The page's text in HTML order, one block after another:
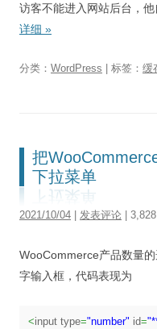
访客不能进入网站后台，
详细 »
分类： WordPress | 标签： 缓
把
下拉菜单
2021/10/04 发表评论 |
WooCommerce产品数量
字输入框，代码表现为
<input type="number" id=